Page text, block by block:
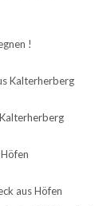
!
Kalterherberg
aus Höfen